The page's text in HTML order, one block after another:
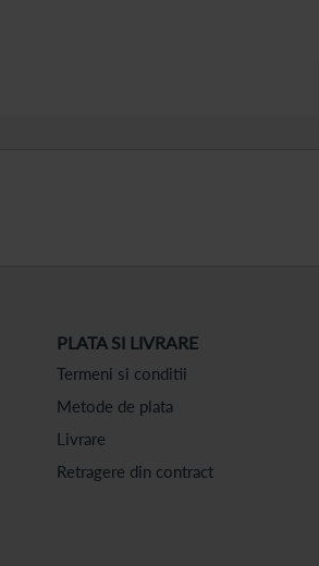
PLATA SI LIVRARE
Termeni si conditii
Metode de plata
Livrare
Retragere din contract